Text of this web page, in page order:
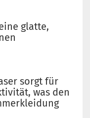
glatte,
sorgt für
was den